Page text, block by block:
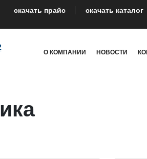
cкачать прайс cкачать каталог
О КОМПАНИИ НОВОСТИ